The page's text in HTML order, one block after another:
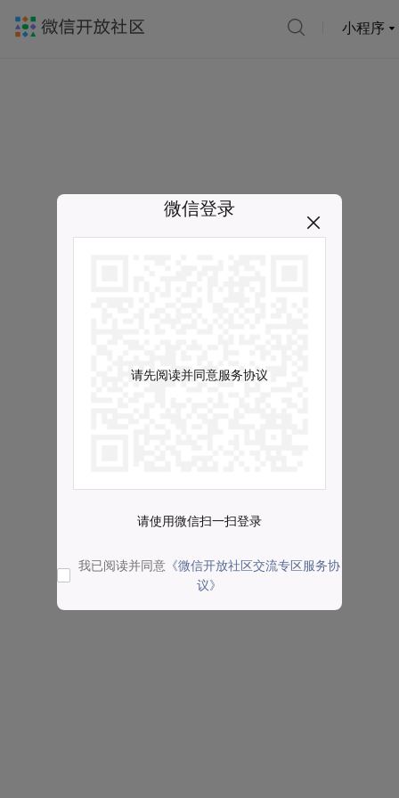
小程序
微信登录
请先阅读并同意服务协议
请使用微信扫一扫登录
我已阅读并同意 《微信开放社区交流专区服务协
议》